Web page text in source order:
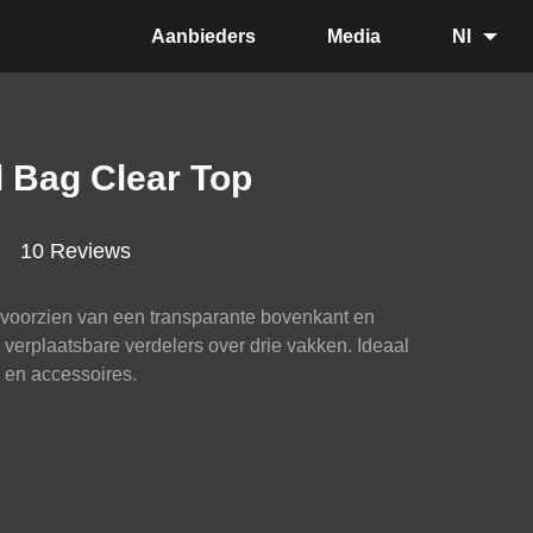
Aanbieders Media Nl
Clear Top
10 Reviews
van een transparante bovenkant en
verdelers over drie vakken. Ideaal
accessoires.